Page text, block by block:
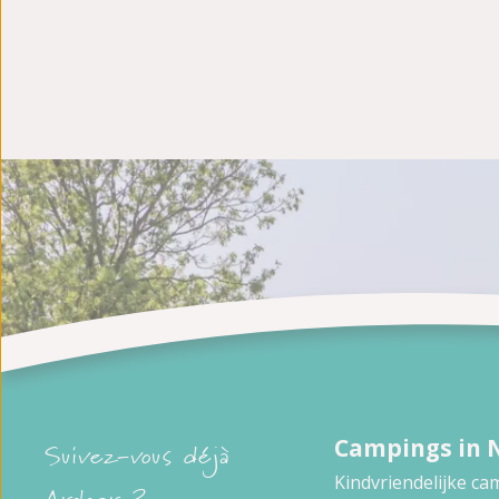
Suivez-vous déjà
Campings in
Kindvriendelijke